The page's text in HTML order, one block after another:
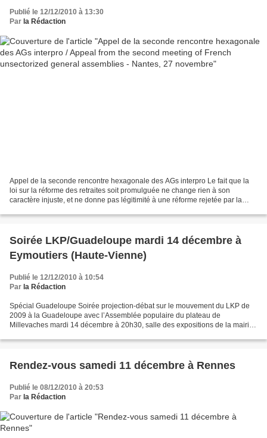
Nantes, 27 novembre
Publié le 12/12/2010 à 13:30
Par la Rédaction
Appel de la seconde rencontre hexagonale des AGs interpro Le fait que la
loi sur la réforme des retraites soit promulguée ne change rien à son
caractère injuste, et ne donne pas légitimité à une réforme rejetée par la
Soirée LKP/Guadeloupe mardi 14 décembre à
Eymoutiers (Haute-Vienne)
Publié le 12/12/2010 à 10:54
Par la Rédaction
Spécial Guadeloupe Soirée projection-débat sur le mouvement du LKP de
2009 à la Guadeloupe avec l’Assemblée populaire du plateau de
Millevaches mardi 14 décembre à 20h30, salle des expositions de la mairie
Rendez-vous samedi 11 décembre à Rennes
Publié le 08/12/2010 à 20:53
Par la Rédaction